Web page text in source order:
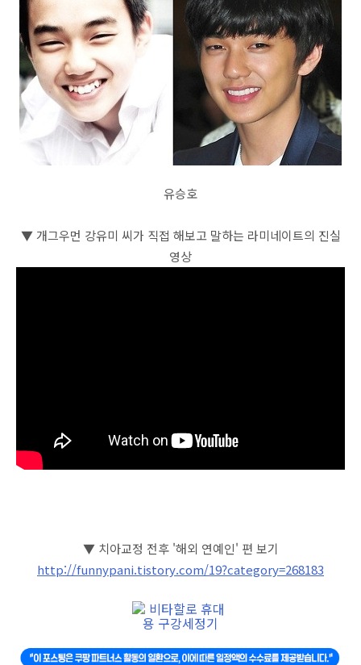
유승호
▼ 개그우먼 강유미 씨가 직접 해보고 말하는 라미네이트의 진실
영상
▼ 치아교정 전후 '해외 연예인' 편 보기
http://funnypani.tistory.com/19?category=268183